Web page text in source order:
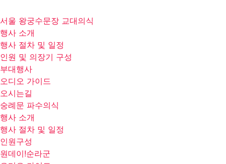
서울 왕궁수문장 교대의식
행사 소개
행사 절차 및 일정
인원 및 의장기 구성
부대행사
오디오 가이드
오시는길
숭례문 파수의식
행사 소개
행사 절차 및 일정
인원구성
원데이!순라군